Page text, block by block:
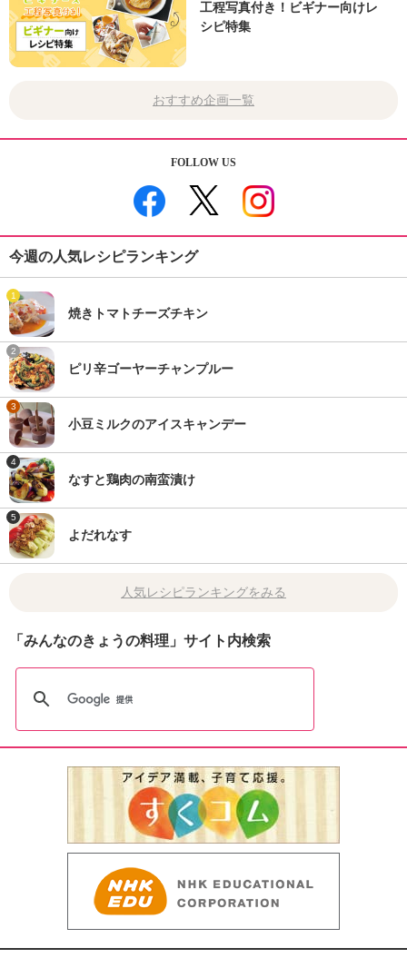
工程写真付き！ビギナー向けレ
シピ特集
おすすめ企画一覧
FOLLOW US
今週の人気レシピランキング
1
焼きトマトチーズチキン
2
ピリ辛ゴーヤーチャンプルー
3
小豆ミルクのアイスキャンデー
4
なすと鶏肉の南蛮漬け
5
よだれなす
人気レシピランキングをみる
「みんなのきょうの料理」サイト内検索